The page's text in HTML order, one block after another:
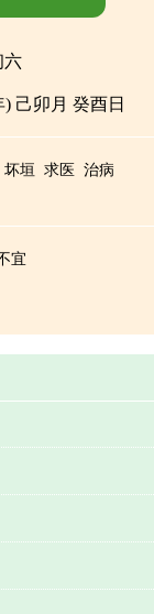
六
己卯月 癸酉日
坏垣 求医 治病
宜